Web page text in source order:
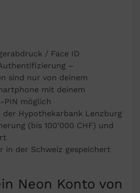
/ Face ID
–
sind nur von deinem
mit deinem
PIN möglich
der Hypothekarbank Lenzburg
(bis 100’000 CHF) und
in der Schweiz gespeichert
Neon Konto von